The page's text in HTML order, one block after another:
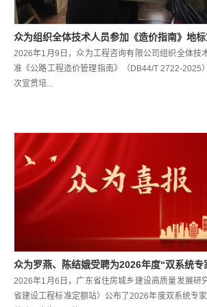
众为组织全体技术人员参加《造价指南》地标
2026年1月9日，众为工程咨询有限公司组织全体技
准《公路工程造价管理指南》（DB44/T 2722-2025
次宣贯培...
众为罗燕、陈结娥受聘为2026年度“双系统专
2026年1月6日，广东省住房城乡建设高质量发展研
省建设工程标准定额站）公布了2026年度双系统专